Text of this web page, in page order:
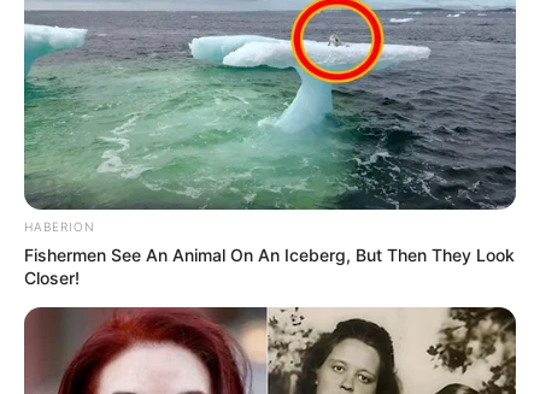
HABERION
Fishermen See An Animal On An Iceberg, But Then They Look
Closer!